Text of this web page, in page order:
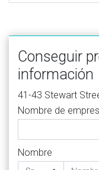
Conseguir
información
41-43 Stewart
Nombre de
Nombre